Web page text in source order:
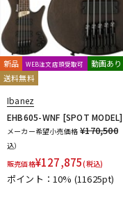
新品 WEB注文店頭受取可
動画あり
送料無料
Ibanez
EHB605-WNF [SPOT MODEL]
メーカー希望小売価格 ¥170,500
込）
販売価格¥127,875(税込)
ポイント：10% (11625pt)